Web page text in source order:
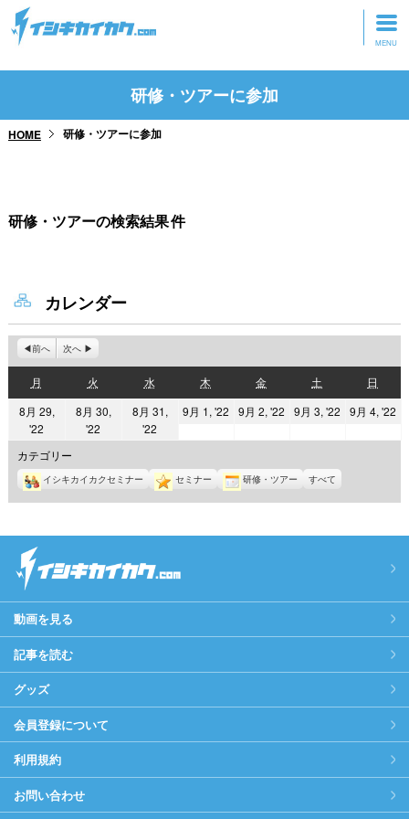
トップページ
研修・ツアーに参加
研修・ツアーに参加
HOME 研修・ツアーに参加
研修・ツアーの検索結果件
カレンダー
前へ 次へ
月
曜
日
火
曜
日
水水
曜
日
木
曜
日
金金
曜
日
土
曜
日
日
曜
日
8月 29,
'22
年
8
月
29
8月 30,
'22
8
月
30
8月 31,
'22
8
月
31
9月 1, '22
2022
月
1
日
9月 2, '22
2022
月
日
9月 3, '22
2022
月
日
9月 4, '22
日
カテゴリー
イシキカイカクセミナー セミナー 研修・ツアー すべて
動画を見る
記事を読む
グッズ
会員登録について
利用規約
お問い合わせ